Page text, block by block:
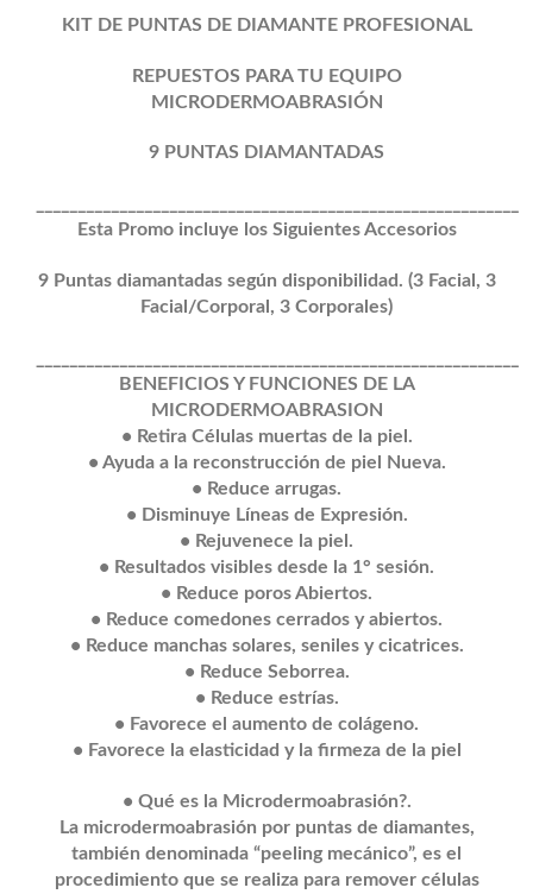
KIT DE PUNTAS DE DIAMANTE PROFESIONAL
REPUESTOS PARA TU EQUIPO
MICRODERMOABRASIÓN
9 PUNTAS DIAMANTADAS
Esta Promo incluye los Siguientes Accesorios
9 Puntas diamantadas según disponibilidad. (3 Facial, 3
Facial/Corporal, 3 Corporales)
BENEFICIOS Y FUNCIONES DE LA
MICRODERMOABRASION
• Retira Células muertas de la piel.
• Ayuda a la reconstrucción de piel Nueva.
• Reduce arrugas.
• Disminuye Líneas de Expresión.
• Rejuvenece la piel.
• Resultados visibles desde la 1° sesión.
• Reduce poros Abiertos.
• Reduce comedones cerrados y abiertos.
• Reduce manchas solares, seniles y cicatrices.
• Reduce Seborrea.
• Reduce estrías.
• Favorece el aumento de colágeno.
• Favorece la elasticidad y la firmeza de la piel
• Qué es la Microdermoabrasión?.
La microdermoabrasión por puntas de diamantes,
también denominada “peeling mecánico”, es el
procedimiento que se realiza para remover células